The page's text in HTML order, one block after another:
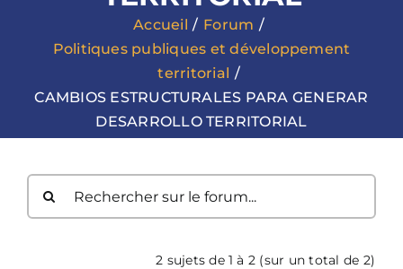
Accueil
Forum
Politiques publiques et développement
territorial
CAMBIOS ESTRUCTURALES PARA GENERAR
DESARROLLO TERRITORIAL
2 sujets de 1 à 2 (sur un total de 2)